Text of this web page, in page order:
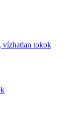
vízhatlan tokok